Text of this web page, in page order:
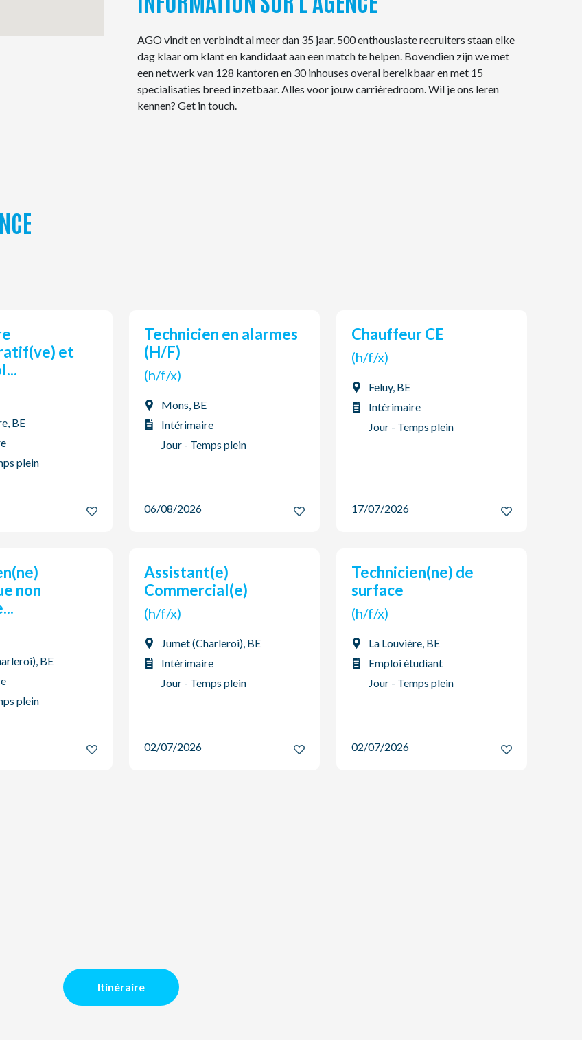
AGO vindt en verbindt al meer dan 35 jaar. 500 enthousiaste recruiters staan elke
dag klaar om klant en kandidaat aan een match te helpen. Bovendien zijn we met
een netwerk van 128 kantoren en 30 inhouses overal bereikbaar en met 15
specialisaties breed inzetbaar. Alles voor jouw carrièredroom. Wil je ons leren
kennen? Get in touch.
et
BE
plein
Technicien en alarmes
(H/F)
(h/f/x)
Mons, BE
Intérimaire
Jour - Temps plein
06/08/2026
Chauffeur CE
(h/f/x)
Feluy, BE
Intérimaire
Jour - Temps plein
17/07/2026
non
BE
plein
Assistant(e)
Commercial(e)
(h/f/x)
Jumet (Charleroi), BE
Intérimaire
Jour - Temps plein
02/07/2026
Technicien(ne) de
surface
(h/f/x)
La Louvière, BE
Emploi étudiant
Jour - Temps plein
02/07/2026
Itinéraire